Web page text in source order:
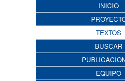
INICIO
TEXTOS
BUSCAR
EQUIPO